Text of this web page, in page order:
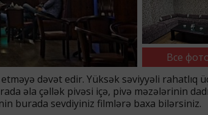
Все
dəvət edir. Yüksək səviyyəli rahatlıq
əla çəllək pivəsi içə, pivə məzələrinin
burada sevdiyiniz filmlərə baxa bilərsiniz.